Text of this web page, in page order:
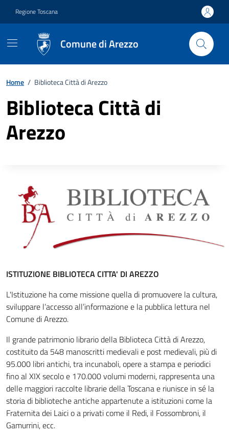
Regione Toscana
Comune di Arezzo
Home / Biblioteca Città di Arezzo
Biblioteca Città di
Arezzo
Descrizione completa
ISTITUZIONE BIBLIOTECA CITTA' DI AREZZO
L'Istituzione ha come missione quella di promuovere la cultura,
sviluppare l’accesso all’informazione e la pubblica lettura nel
Comune di Arezzo.
Il grande patrimonio librario della Biblioteca Città di Arezzo,
costituito da 548 manoscritti medievali e post medievali, più di
95.000 libri antichi, tra incunaboli, opere a stampa e periodici
fino al XIX secolo e 170.000 volumi moderni, rappresenta una
delle maggiori raccolte librarie della Toscana e riunisce in sé la
storia di biblioteche antiche appartenute a istituzioni come la
Fraternita dei Laici o a privati come il Redi, il Fossombroni, il
Gamurrini, ecc.